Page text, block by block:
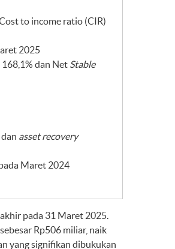
to income ratio (CIR)
2025
168,1% dan Net Stable
asset recovery
Maret 2024
pada 31 Maret 2025.
Rp506 miliar, naik
yang signifikan dibukukan